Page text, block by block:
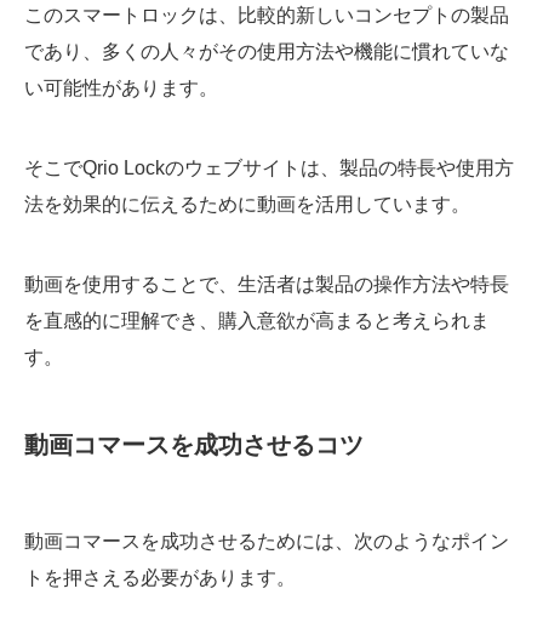
このスマートロックは、比較的新しいコンセプトの製品
であり、多くの人々がその使用方法や機能に慣れていな
い可能性があります。
そこでQrio Lockのウェブサイトは、製品の特長や使用方
法を効果的に伝えるために動画を活用しています。
動画を使用することで、生活者は製品の操作方法や特長
を直感的に理解でき、購入意欲が高まると考えられま
す。
動画コマースを成功させるコツ
動画コマースを成功させるためには、次のようなポイン
トを押さえる必要があります。